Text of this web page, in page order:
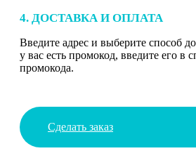
4. ДОСТАВКА И ОПЛАТА
Введите адрес и выберите способ
у вас есть промокод, введите его в
промокода.
Сделать заказ